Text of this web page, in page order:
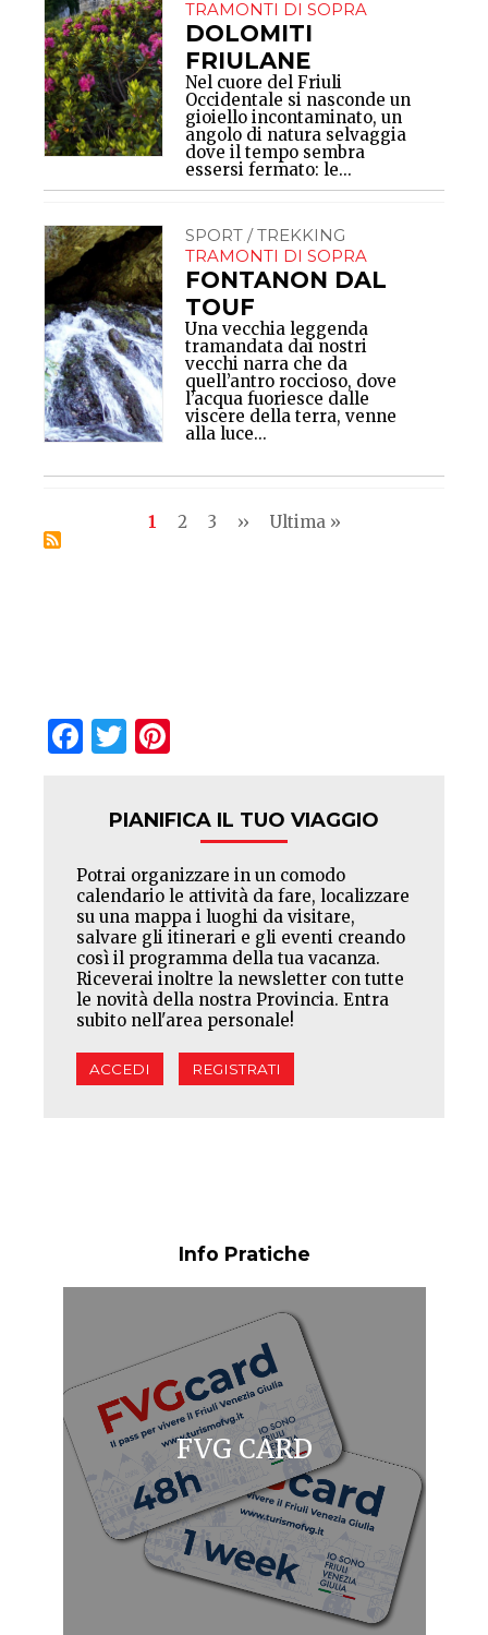
TRAMONTI DI SOPRA
DOLOMITI
FRIULANE
Nel cuore del Friuli
Occidentale si nasconde un
gioiello incontaminato, un
angolo di natura selvaggia
dove il tempo sembra
essersi fermato: le...
SPORT / TREKKING
TRAMONTI DI SOPRA
FONTANON DAL
TOUF
Una vecchia leggenda
tramandata dai nostri
vecchi narra che da
quell’antro roccioso, dove
l’acqua fuoriesce dalle
viscere della terra, venne
alla luce...
Current
1 Pagina
2 Pagina
3
Next
››
Last
Ultima »
Facebook
Twitter
PIANIFICA IL TUO VIAGGIO
Potrai organizzare in un comodo
calendario le attività da fare, localizzare
su una mappa i luoghi da visitare,
salvare gli itinerari e gli eventi creando
così il programma della tua vacanza.
Riceverai inoltre la newsletter con tutte
le novità della nostra Provincia. Entra
subito nell'area personale!
ACCEDI REGISTRATI
Info Pratiche
FVG CARD